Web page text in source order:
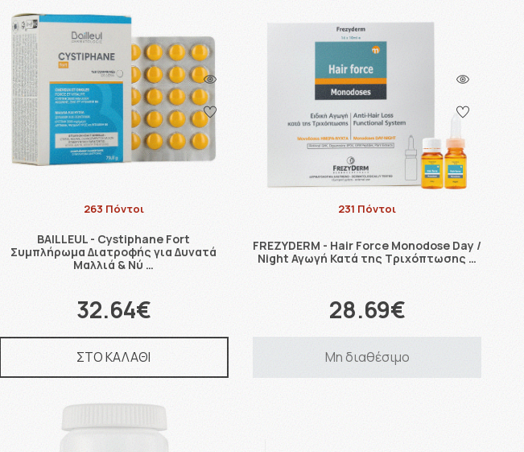
263 Πόντοι
BAILLEUL - Cystiphane Fort
Συμπλήρωμα Διατροφής για Δυνατά
Μαλλιά & Νύ …
32.64€
ΣΤΟ ΚΑΛΑΘΙ
231 Πόντοι
FREZYDERM - Hair Force Monodose Day /
Night Αγωγή Κατά της Τριχόπτωσης …
28.69€
Μη διαθέσιμο